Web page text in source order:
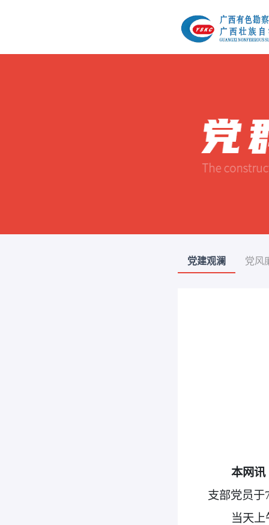
党建观澜 党风
本网讯
支部党员于
当天上